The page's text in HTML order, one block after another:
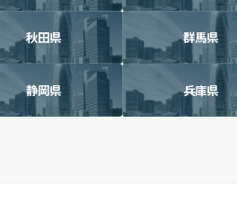
秋田県 群馬県
静岡県 兵庫県